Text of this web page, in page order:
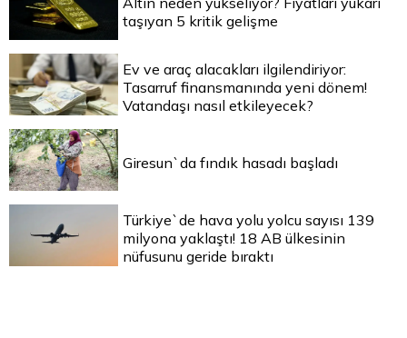
taşıyan 5 kritik gelişme
Ev ve araç alacakları ilgilendiriyor:
Tasarruf finansmanında yeni dönem!
Vatandaşı nasıl etkileyecek?
Giresun`da fındık hasadı başladı
Türkiye`de hava yolu yolcu sayısı 139
milyona yaklaştı! 18 AB ülkesinin
nüfusunu geride bıraktı